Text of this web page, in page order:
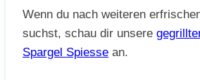
Wenn du nach weiteren
suchst, schau dir unsere
Spargel Spiesse an.